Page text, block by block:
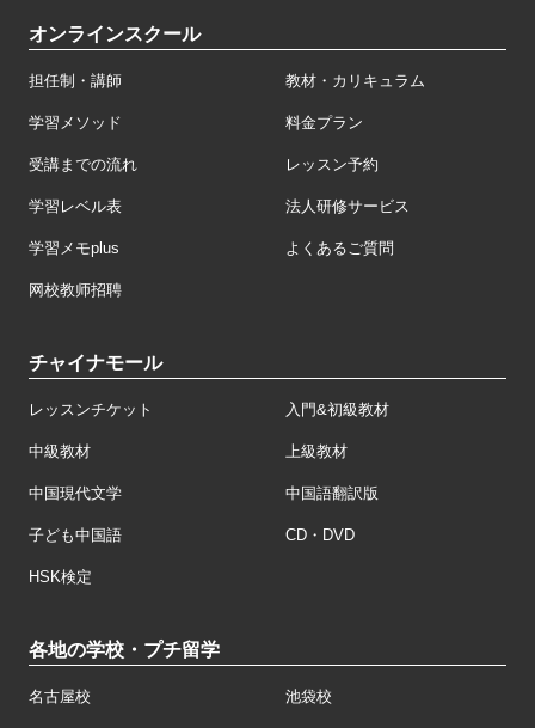
オンラインスクール
担任制・講師 教材・カリキュラム
学習メソッド 料金プラン
受講までの流れ レッスン予約
学習レベル表 法人研修サービス
学習メモplus よくあるご質問
网校教师招聘
チャイナモール
レッスンチケット 入門&初級教材
中級教材 上級教材
中国現代文学 中国語翻訳版
子ども中国語 CD・DVD
HSK検定
各地の学校・プチ留学
名古屋校 池袋校